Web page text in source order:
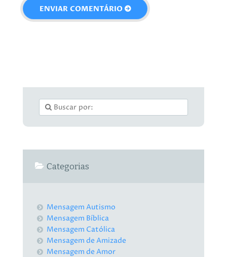
Categorias
Mensagem Autismo
Mensagem Bíblica
Mensagem Católica
Mensagem de Amizade
Mensagem de Amor